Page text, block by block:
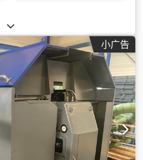
小广告